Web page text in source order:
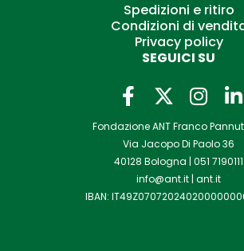
Spedizioni e ritiro
Condizioni di
Privacy policy
SEGUICI SU
F
a
c
e
b
o
I
n
s
t
a
g
L
i
k
Fondazione ANT Franco
Via Jacopo Di Paolo 36
40128 Bologna | 051 7190111
info@ant.it | ant.it
IBAN: